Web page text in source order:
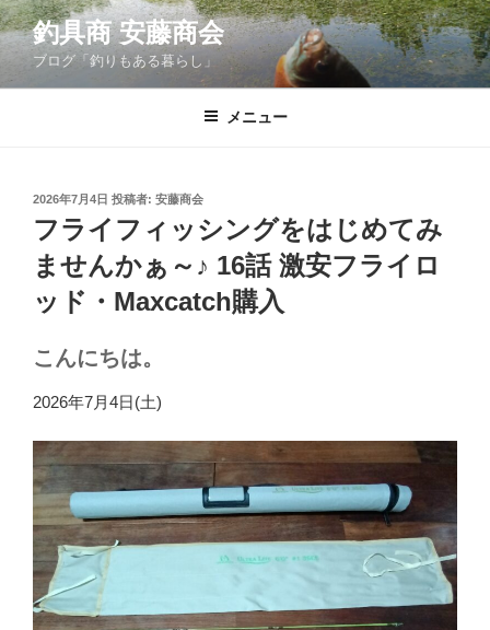
コ
ン
テ
ン
釣具商 安藤商会
ブログ「釣りもある暮らし」
メニュー
投
稿
日:
2026年7月4日 投稿者: 安藤商会
フライフィッシングをはじめてみ
ませんかぁ～♪ 16話 激安フライロ
ッド・Maxcatch購入
こんにちは。
2026年7月4日(土)